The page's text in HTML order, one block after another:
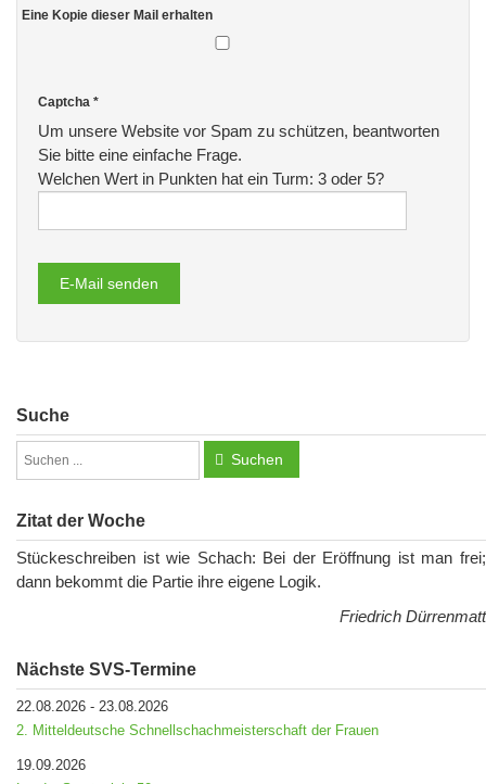
Eine Kopie dieser Mail erhalten
Captcha *
Um unsere Website vor Spam zu schützen, beantworten
Sie bitte eine einfache Frage.
Welchen Wert in Punkten hat ein Turm: 3 oder 5?
E-Mail senden
Suche
Suchen
Zitat der Woche
Stückeschreiben ist wie Schach: Bei der Eröffnung ist man frei;
dann bekommt die Partie ihre eigene Logik.
Friedrich Dürrenmatt
Nächste SVS-Termine
22.08.2026 - 23.08.2026
2. Mitteldeutsche Schnellschachmeisterschaft der Frauen
19.09.2026